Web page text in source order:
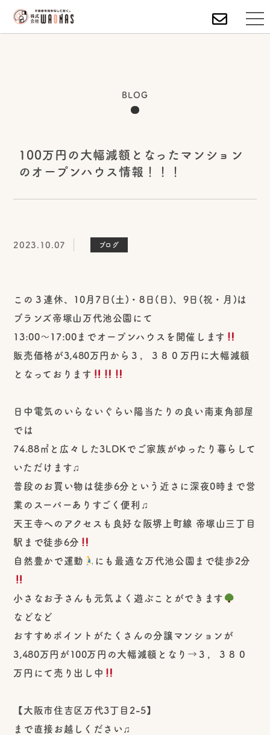
100万円の大幅減額となったマンション
のオープンハウス情報！！！
BLOG
2023.10.07 ブログ
この３連休、10月7日(土)・8日(日)、9日(祝・月)は
ブランズ帝塚山万代池公園にて
13:00〜17:00まで オープンハウスを開催します
販売価格が3,480万円から３，３８０万円に大幅減額
となっております
日中電気のいらないぐらい陽当たりの良い南東角部屋
では
74.88㎡と広々した3LDKでご家族がゆったり暮らして
いただけます♫
普段のお買い物は徒歩6分という近さに深夜0時まで営
業のスーパーありすごく便利♫
天王寺へのアクセスも良好な阪堺上町線 帝塚山三丁目
駅まで徒歩6分
自然豊かで運動
にも最適な万代池公園まで徒歩2分
小さなお子さんも元気よく遊ぶことができます
などなど
おすすめポイントがたくさんの分譲マンションが
3,480万円が100万円の大幅減額となり→３，３８０
万円にて売り出し中
【大阪市住吉区万代3丁目2-5】
まで直接お越しください♫